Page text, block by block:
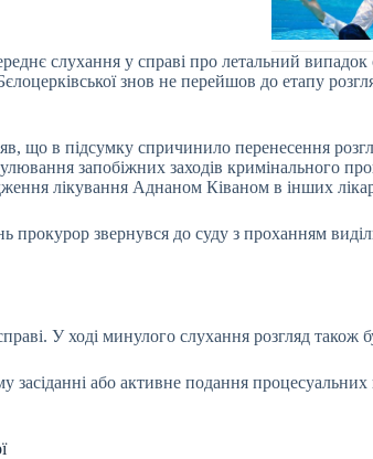
слухання у справі про летальний
знов не перейшов до етапу
що в підсумку спричинило перенесення
запобіжних заходів кримінального
лікування Аднаном Ківаном в інших
прокурор звернувся до суду з проханням
У ході минулого слухання розгляд також
засіданні або активне подання